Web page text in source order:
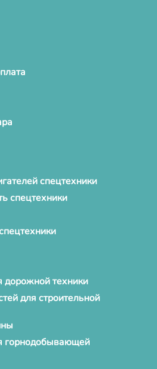
спецтехники
спецтехники
дорожной техники
для строительной
горнодобывающей